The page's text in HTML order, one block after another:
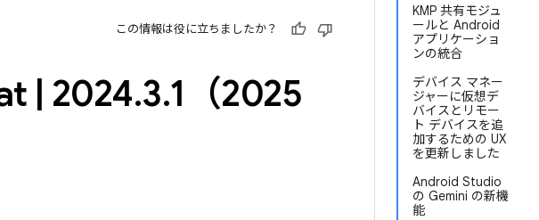
KMP 共有モジュ
ールと Android
アプリケーショ
ンの統合
デバイス マネー
ジャーに仮想デ
バイスとリモー
ト デバイスを追
加するための UX
を更新しました
Android Studio
の Gemini の新機
能
この情報は役に立ちましたか？
| 2024.3.1（2025